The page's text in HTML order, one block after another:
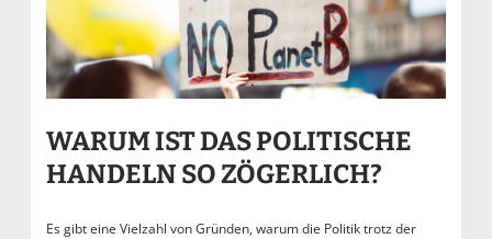
WARUM IST DAS POLITISCHE
HANDELN SO ZÖGERLICH?
Es gibt eine Vielzahl von Gründen, warum die Politik trotz der